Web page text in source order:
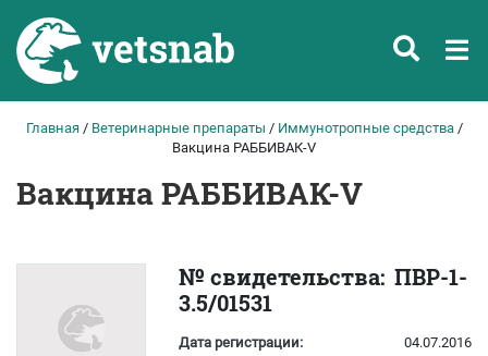
Главная/ Ветеринарные препараты / Иммунотропные средства/
Вакцина РАББИВАК-V
Вакцина РАББИВАК-V
№ свидетельства: ПВР-1-
3.5/01531
Дата регистрации:
04.07.2016